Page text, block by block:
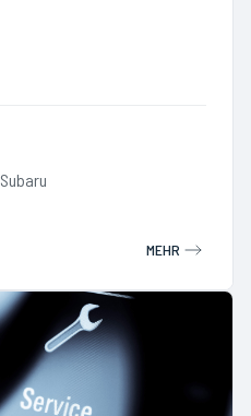
Subaru
MEHR